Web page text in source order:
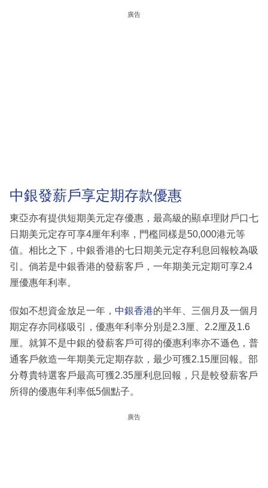
廣告
中銀發薪戶享定期存款優惠
東亞亦有提供短期美元定存優惠，最高級的顯卓理財戶口七
日期美元定存可享4厘年利率，門檻同樣是50,000港元等
值。相比之下，中銀香港的七日期美元定存利息回報較為吸
引。倘若是中銀香港的發薪客戶，一年期美元定期可享2.4
厘優惠年利率。
假如不想資金放足一年， 中銀香港的半年、三個月及一個月
期定存亦同樣吸引，優惠年利率分別是2.3厘、2.2厘及1.6
厘。就算不是中銀的發薪客戶可得的優惠利率亦不遜色，普
通客戶敘造一年期美元定期存款，最少可獲2.15厘回報。部
分尊貴特選客戶最高可獲2.35厘利息回報，只是較發薪客戶
所得的優惠年利率低5個點子。
廣告